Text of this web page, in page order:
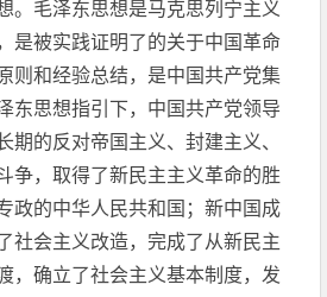
。毛泽东思想是马克思列宁主义
是被实践证明了的关于中国革命
则和经验总结，是中国共产党集
东思想指引下，中国共产党领导
期的反对帝国主义、封建主义、
争，取得了新民主主义革命的胜
政的中华人民共和国；新中国成
社会主义改造，完成了从新民主
，确立了社会主义基本制度，发